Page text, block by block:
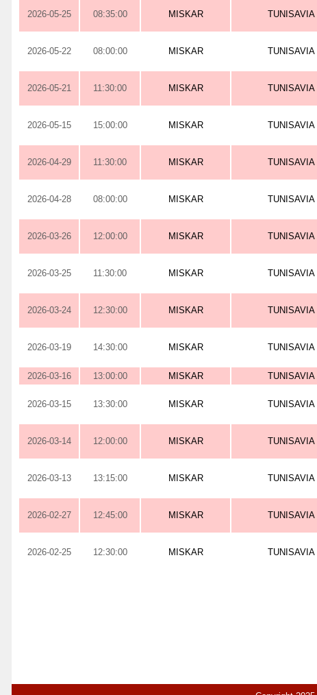
2026-05-25 08:35:00 MISKAR TUNISAVIA
2026-05-22 08:00:00 MISKAR TUNISAVIA
2026-05-21 11:30:00 MISKAR TUNISAVIA
2026-05-15 15:00:00 MISKAR TUNISAVIA
2026-04-29 11:30:00 MISKAR TUNISAVIA
2026-04-28 08:00:00 MISKAR TUNISAVIA
2026-03-26 12:00:00 MISKAR TUNISAVIA
2026-03-25 11:30:00 MISKAR TUNISAVIA
2026-03-24 12:30:00 MISKAR TUNISAVIA
2026-03-19 14:30:00 MISKAR TUNISAVIA
2026-03-16 13:00:00 MISKAR TUNISAVIA
2026-03-15 13:30:00 MISKAR TUNISAVIA
2026-03-14 12:00:00 MISKAR TUNISAVIA
2026-03-13 13:15:00 MISKAR TUNISAVIA
2026-02-27 12:45:00 MISKAR TUNISAVIA
2026-02-25 12:30:00 MISKAR TUNISAVIA